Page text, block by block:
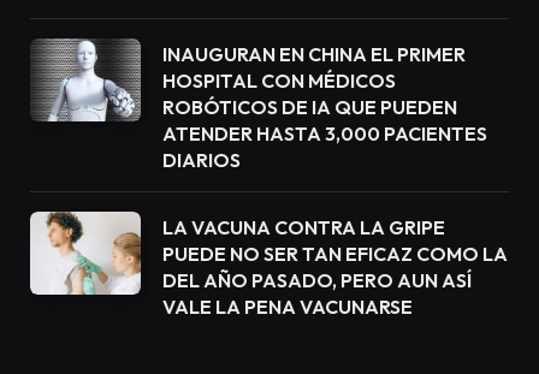
INAUGURAN EN CHINA EL PRIMER
HOSPITAL CON MÉDICOS
ROBÓTICOS DE IA QUE PUEDEN
ATENDER HASTA 3,000 PACIENTES
DIARIOS
LA VACUNA CONTRA LA GRIPE
PUEDE NO SER TAN EFICAZ COMO LA
DEL AÑO PASADO, PERO AUN ASÍ
VALE LA PENA VACUNARSE